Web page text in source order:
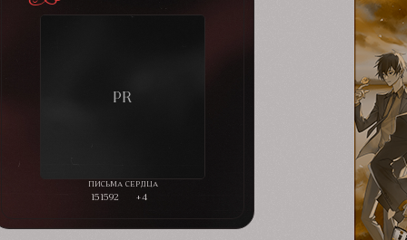
151592 +4